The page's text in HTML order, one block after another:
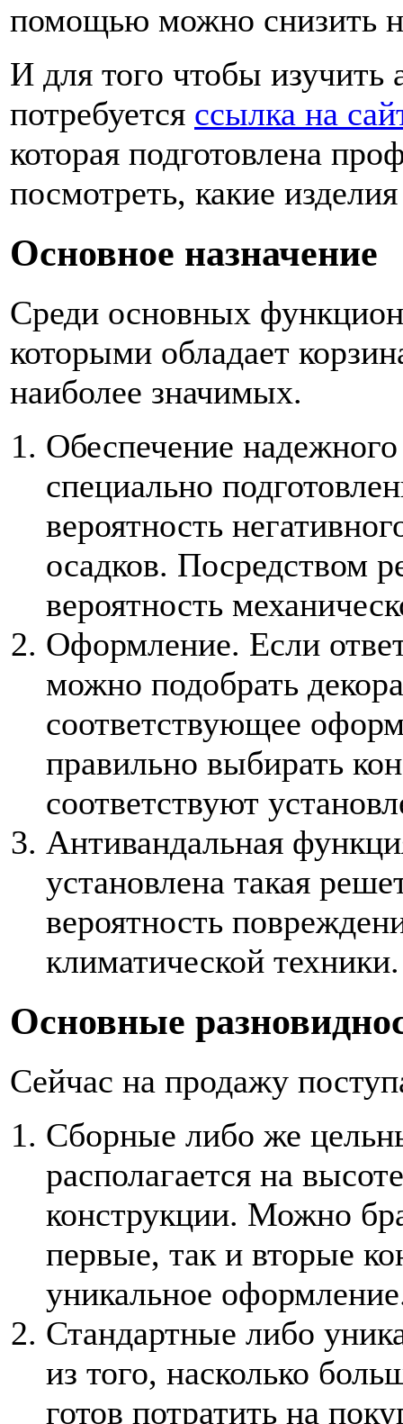
помощью можно снизить
И для того чтобы изучить
потребуется ссылка на
которая подготовлена
посмотреть, какие
Основное назначение
Среди основных
которыми обладает
наиболее значимых.
Обеспечение
специально
вероятность
осадков. Посредством
вероятность
Оформление. Если
можно подобрать
соответствующее
правильно выбирать
соответствуют
Антивандальная
установлена такая
вероятность
климатической техники.
Основные
Сейчас на продажу
Сборные либо же
располагается на
конструкции. Можно
первые, так и вторые
уникальное
Стандартные либо
из того, насколько
готов потратить на